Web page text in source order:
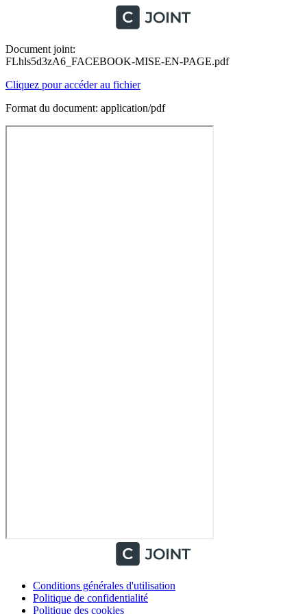
Document joint:
FLhls5d3zA6_FACEBOOK-MISE-EN-PAGE.pdf
Cliquez pour accéder au fichier
Format du document: application/pdf
Conditions générales d'utilisation
Politique de confidentialité
Politique des cookies